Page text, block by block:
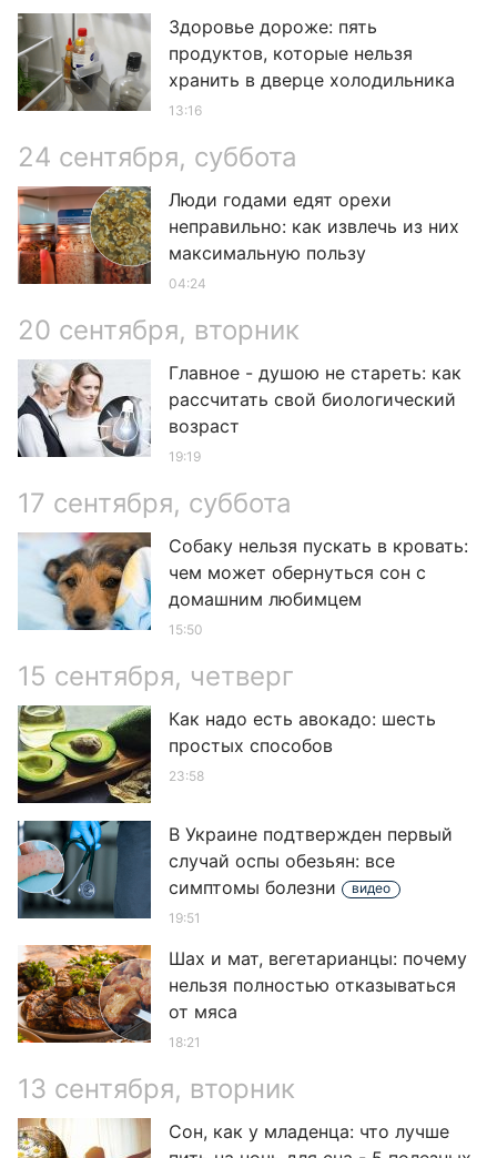
Здоровье дороже: пять
продуктов, которые нельзя
хранить в дверце холодильника
13:16
24 сентября, суббота
Люди годами едят орехи
неправильно: как извлечь из них
максимальную пользу
04:24
20 сентября, вторник
Главное - душою не стареть: как
рассчитать свой биологический
возраст
19:19
17 сентября, суббота
Собаку нельзя пускать в кровать:
чем может обернуться сон с
домашним любимцем
15:50
15 сентября, четверг
Как надо есть авокадо: шесть
простых способов
23:58
В Украине подтвержден первый
случай оспы обезьян: все
симптомы болезни
видео
19:51
Шах и мат, вегетарианцы: почему
нельзя полностью отказываться
от мяса
18:21
13 сентября, вторник
Сон, как у младенца: что лучше